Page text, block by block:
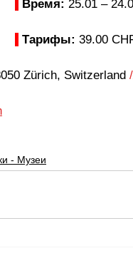
Время: 25.01 –
Тарифы: 39.00
Zürich, Switzerland
- Музеи